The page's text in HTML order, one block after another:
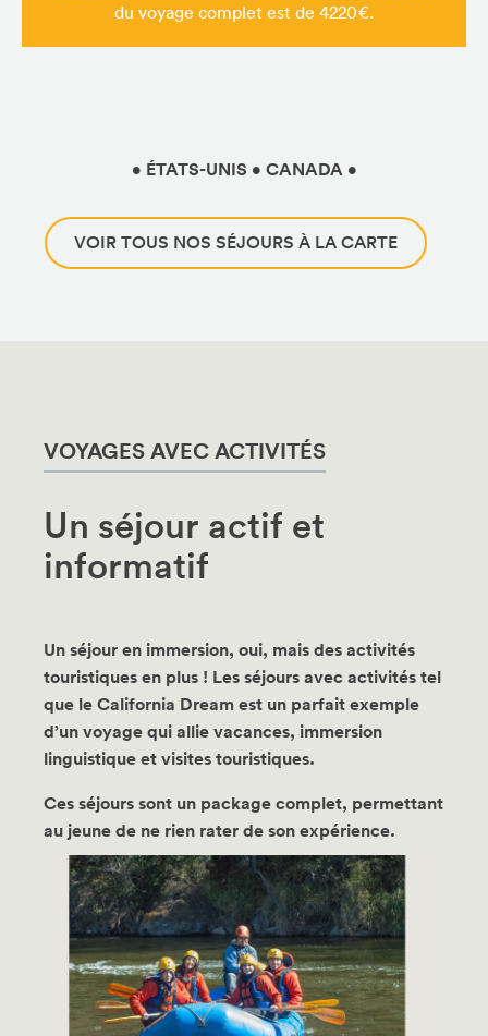
du voyage complet est de 4220€.
• ÉTATS-UNIS • CANADA •
VOIR TOUS NOS SÉJOURS À LA CARTE
VOYAGES AVEC ACTIVITÉS
Un séjour actif et
informatif
Un séjour en immersion, oui, mais des activités
touristiques en plus ! Les séjours avec activités tel
que le California Dream est un parfait exemple
d’un voyage qui allie vacances, immersion
linguistique et visites touristiques.
Ces séjours sont un package complet, permettant
au jeune de ne rien rater de son expérience.